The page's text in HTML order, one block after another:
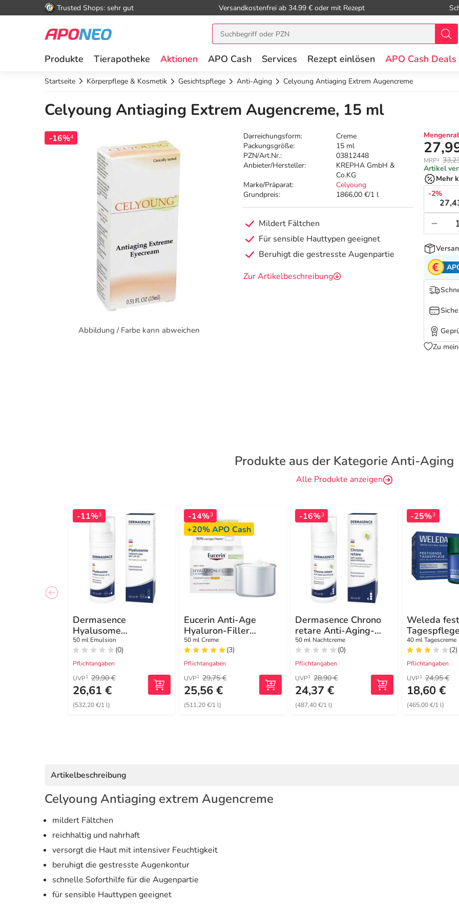
Trusted Shops: sehr gut Versandkostenfrei ab 34.99 € oder mit Rezept
Produkte Tierapotheke Aktionen APO Cash Services Rezept einlösen APO Cash Deals
Startseite Körperpflege & Kosmetik Gesichtspflege Anti-Aging Celyoung Antiaging Extrem Augencreme
Celyoung Antiaging Extrem Augencreme, 15 ml
-16%4
Abbildung / Farbe kann abweichen
Darreichungsform:
Creme
Packungsgröße:
15 ml
PZN/Art.Nr.:
03812448
Anbieter/Hersteller:
KREPHA GmbH &
Co.KG
Marke/Präparat:
Celyoung
Grundpreis:
1866,00 €/1 l
Mildert Fältchen
Für sensible Hauttypen geeignet
Beruhigt die gestresste Augenpartie
Zur Artikelbeschreibung
MRP²
Artikel
Mehr
-2%
Zu
Produkte aus der Kategorie Anti-Aging
Alle Produkte anzeigen
-11%3
Dermasence
Hyalusome
Tagespflege mit LSF
50 Emuls.
50 ml Emulsion
(0)
Pflichtangaben
UVP1 29,90 €
26,61 €
(532,20 €/1 l)
-14%3
+20%APO Cash
Eucerin Anti-Age
Hyaluron-Filler
Tagespflege LSF 30
50 ml Creme
(3)
Pflichtangaben
UVP1 29,75 €
25,56 €
(511,20 €/1 l)
-16%3
Dermasence Chrono
retare Anti-Aging-
Nachtpflege
50 ml Nachtcreme
(0)
Pflichtangaben
UVP1 28,90 €
24,37 €
(487,40 €/1 l)
-25%3
Weleda
Enzian &
40 ml Tagescreme
(2)
Pflichtangaben
UVP1 24,95 €
18,60 €
(465,00 €/1 l)
Artikelbeschreibung
Celyoung Antiaging extrem Augencreme
mildert Fältchen
reichhaltig und nahrhaft
versorgt die Haut mit intensiver Feuchtigkeit
beruhigt die gestresste Augenkontur
schnelle Soforthilfe für die Augenpartie
für sensible Hauttypen geeignet